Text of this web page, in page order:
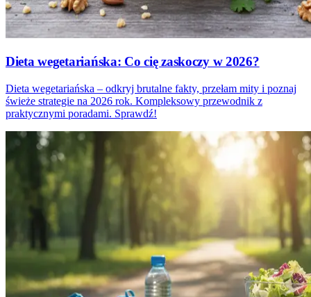
Dieta wegetariańska: Co cię zaskoczy w 2026?
Dieta wegetariańska – odkryj brutalne fakty, przełam mity i poznaj
świeże strategie na 2026 rok. Kompleksowy przewodnik z
praktycznymi poradami. Sprawdź!